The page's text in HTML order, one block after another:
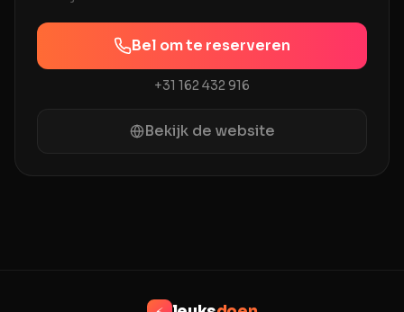
Bel om te reserveren
+31 162 432 916
Bekijk de website